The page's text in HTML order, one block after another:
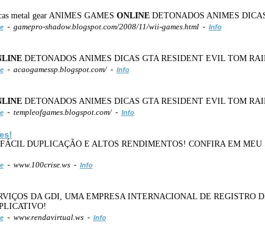
metal gear ANIMES GAMES ONLINEDETONADOS ANIMES
- gamepro-shadow.blogspot.com/2008/11/wii-games.html - Info
DETONADOS ANIMES DICAS GTA RESIDENT EVIL TOM
- acaogamessp.blogspot.com/ - Info
DETONADOS ANIMES DICAS GTA RESIDENT EVIL TOM
- templeofgames.blogspot.com/ - Info
FÁCIL DUPLICAÇÃO E ALTOS RENDIMENTOS! CONFIRA EM
- www.100crise.ws - Info
DA GDI, UMA EMPRESA INTERNACIONAL DE
- www.rendavirtual.ws - Info